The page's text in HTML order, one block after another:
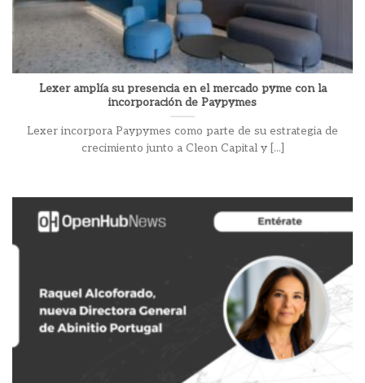
Lexer amplía su presencia en el mercado pyme con la
incorporación de Paypymes
Lexer incorpora Paypymes como parte de su estrategia de
crecimiento junto a Cleon Capital y [...]